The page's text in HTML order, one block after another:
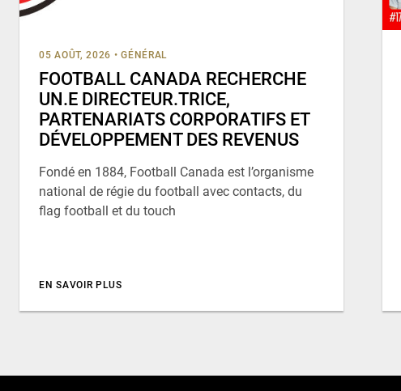
05 AOÛT, 2026 • GÉNÉRAL
FOOTBALL CANADA RECHERCHE
UN.E DIRECTEUR.TRICE,
PARTENARIATS CORPORATIFS ET
DÉVELOPPEMENT DES REVENUS
Fondé en 1884, Football Canada est l’organisme
national de régie du football avec contacts, du
flag football et du touch
EN SAVOIR PLUS